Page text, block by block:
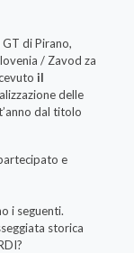
di Pirano,
/ Zavod za
il
delle
dal titolo
e
i seguenti.
storica